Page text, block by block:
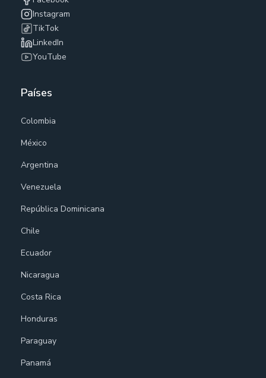
Instagram
TikTok
LinkedIn
YouTube
Países
Colombia
México
Argentina
Venezuela
República Dominicana
Chile
Ecuador
Nicaragua
Costa Rica
Honduras
Paraguay
Panamá